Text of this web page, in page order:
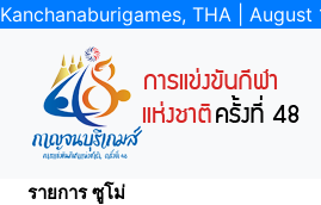
Kanchanaburigames, THA |
รายการ ซูโม่